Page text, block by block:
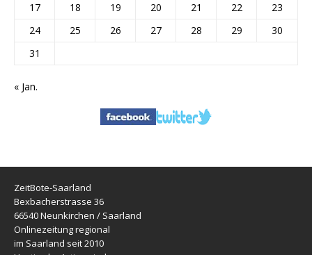
17
18 19 20 21 22
23
24
25 26 27 28 29
30
31
« Jan.
ZeitBote-Saarland
Bexbacherstrasse 36
66540 Neunkirchen / Saarland
Onlinezeitung regional
im Saarland seit 2010